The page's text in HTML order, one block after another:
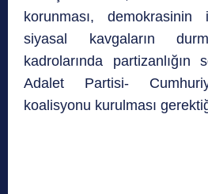
korunması, demokrasinin
siyasal kavgaların
kadrolarında
Adalet Partisi-
koalisyonu kurulması